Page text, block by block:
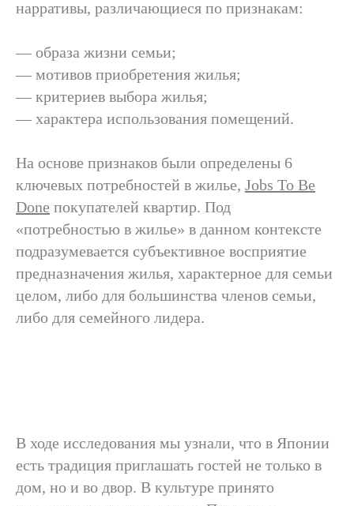
нарративы, различающиеся по признакам:
— образа жизни семьи;
— мотивов приобретения жилья;
— критериев выбора жилья;
— характера использования помещений.
На основе признаков были определены 6
ключевых потребностей в жилье, Jobs To Be
Done покупателей квартир. Под
«потребностью в жилье» в данном контексте
подразумевается субъективное восприятие
предназначения жилья, характерное для семьи
целом, либо для большинства членов семьи,
либо для семейного лидера.
В ходе исследования мы узнали, что в Японии
есть традиция приглашать гостей не только в
дом, но и во двор. В культуре принято